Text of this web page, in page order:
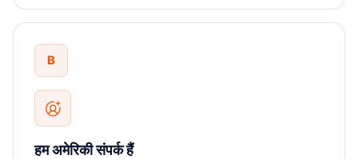
B
हम अमेरिकी संपर्क हैं